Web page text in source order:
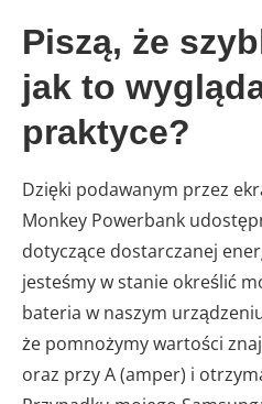
Piszą, że
jak to
praktyce?
Dzięki podawanym przez
Monkey Powerbank
dotyczące dostarczanej
jesteśmy w stanie określić
bateria w naszym
że pomnożymy wartości
oraz przy A (amper) i